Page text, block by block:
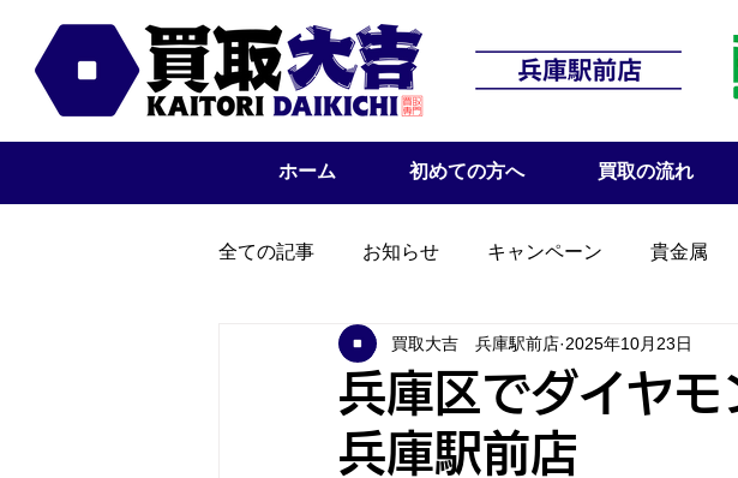
ホーム 初めての方へ 買取の流れ
全ての記事 お知らせ キャンペーン 貴金属
兵庫区でダイヤ
兵庫駅前店
買取大吉 兵庫駅前店 2025年10月23日